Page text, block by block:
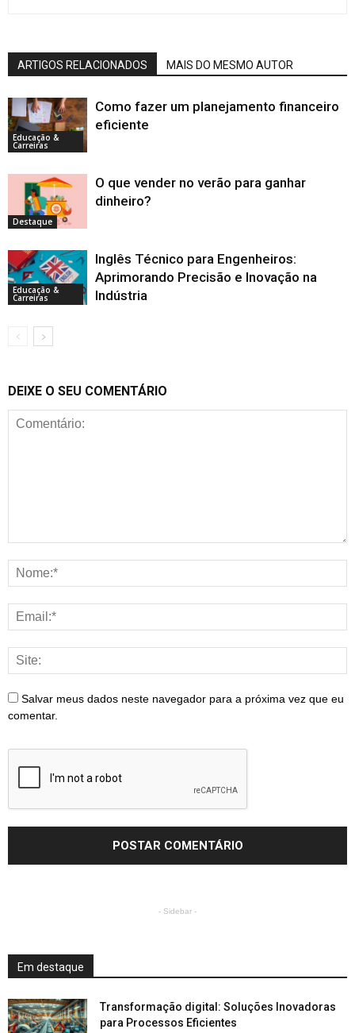
ARTIGOS RELACIONADOS MAIS DO MESMO AUTOR
Educação &
Carreiras
Como fazer um planejamento financeiro
eficiente
Destaque
O que vender no verão para ganhar
dinheiro?
Educação &
Carreiras
Inglês Técnico para Engenheiros:
Aprimorando Precisão e Inovação na
Indústria
DEIXE O SEU COMENTÁRIO
Salvar meus dados neste navegador para a próxima vez que eu
comentar.
- Sidebar -
Em destaque
Transformação digital: Soluções Inovadoras
para Processos Eficientes